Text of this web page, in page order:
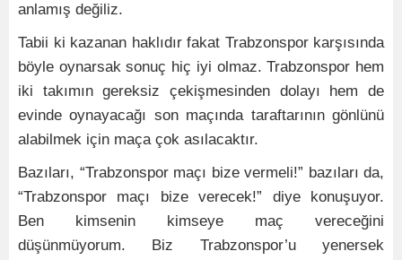
anlamış değiliz.
Tabii ki kazanan haklıdır fakat Trabzonspor karşısında
böyle oynarsak sonuç hiç iyi olmaz. Trabzonspor hem
iki takımın gereksiz çekişmesinden dolayı hem de
evinde oynayacağı son maçında taraftarının gönlünü
alabilmek için maça çok asılacaktır.
Bazıları, “Trabzonspor maçı bize vermeli!” bazıları da,
“Trabzonspor maçı bize verecek!” diye konuşuyor.
Ben kimsenin kimseye maç vereceğini
düşünmüyorum. Biz Trabzonspor’u yenersek